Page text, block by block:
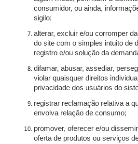
consumidor, ou ainda,
sigilo;
alterar, excluir e/ou corromper
do site com o simples intuito de
registro e/ou solução da
difamar, abusar, assediar,
violar quaisquer direitos
privacidade dos usuários do
registrar reclamação relativa a
envolva relação de consumo;
promover, oferecer e/ou
oferta de produtos ou serviços